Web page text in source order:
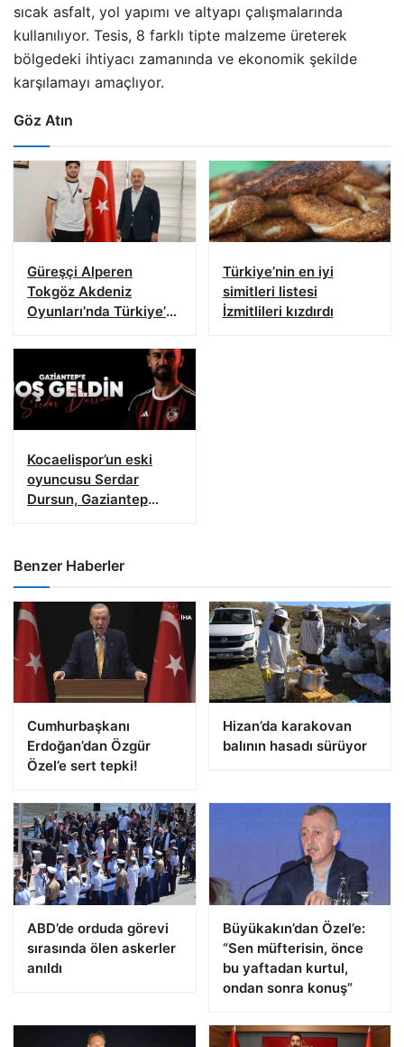
sıcak asfalt, yol yapımı ve altyapı çalışmalarında
kullanılıyor. Tesis, 8 farklı tipte malzeme üreterek
bölgedeki ihtiyacı zamanında ve ekonomik şekilde
karşılamayı amaçlıyor.
Göz Atın
Güreşçi Alperen
Tokgöz Akdeniz
Oyunları’nda Türkiye’yi
Türkiye’nin en iyi
simitleri listesi
İzmitlileri kızdırdı
Kocaelispor’un eski
oyuncusu Serdar
Dursun, Gaziantep
Benzer Haberler
Cumhurbaşkanı
Erdoğan’dan Özgür
Özel’e sert tepki!
Hizan’da karakovan
balının hasadı sürüyor
ABD’de orduda görevi
sırasında ölen askerler
anıldı
Büyükakın’dan Özel’e:
“Sen müfterisin, önce
bu yaftadan kurtul,
ondan sonra konuş”